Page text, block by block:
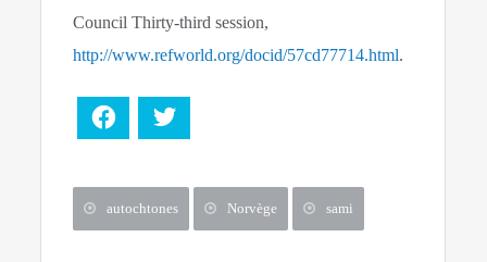
Council Thirty-third session,
http://www.refworld.org/docid/57cd77714.html.
Facebook
autochtones Norvège sami